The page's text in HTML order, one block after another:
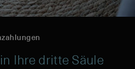
Ihre dritte Säule